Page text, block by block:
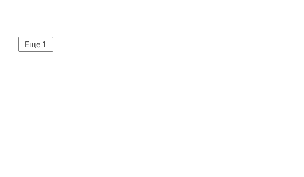
Еще 1